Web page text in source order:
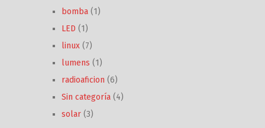
bomba (1)
LED (1)
linux (7)
lumens (1)
radioaficion (6)
Sin categoría (4)
solar (3)